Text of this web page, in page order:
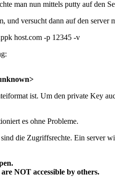
man nun mittels putty auf den
und versucht dann auf den server
host.com -p 12345 -v
ist. Um den private Key
es ohne Probleme.
die Zugriffsrechte. Ein server
NOT accessible by others.